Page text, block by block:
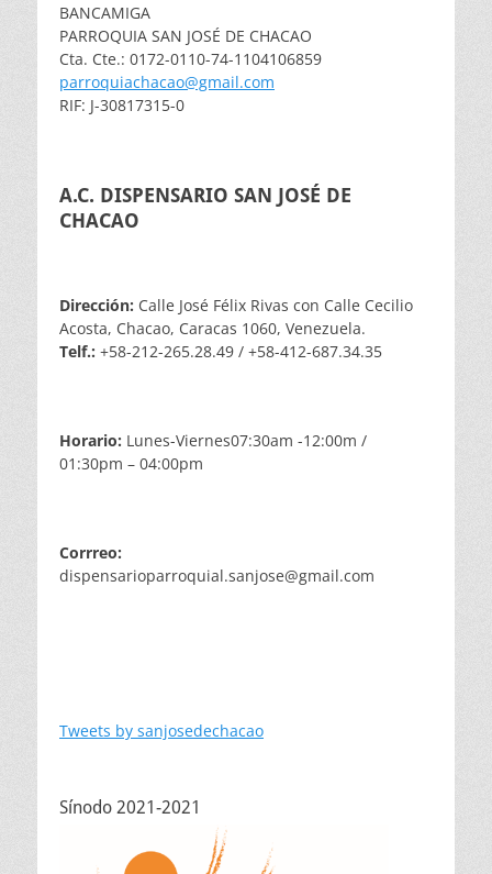
BANCAMIGA
PARROQUIA SAN JOSÉ DE CHACAO
Cta. Cte.: 0172-0110-74-1104106859
parroquiachacao@gmail.com
RIF: J-30817315-0
A.C. DISPENSARIO SAN JOSÉ DE
CHACAO
Dirección: Calle José Félix Rivas con Calle Cecilio
Acosta, Chacao, Caracas 1060, Venezuela.
Telf.: +58-212-265.28.49 / +58-412-687.34.35
Horario: Lunes-Viernes07:30am -12:00m /
01:30pm – 04:00pm
Corrreo:
dispensarioparroquial.sanjose@gmail.com
Tweets by sanjosedechacao
Sínodo 2021-2021